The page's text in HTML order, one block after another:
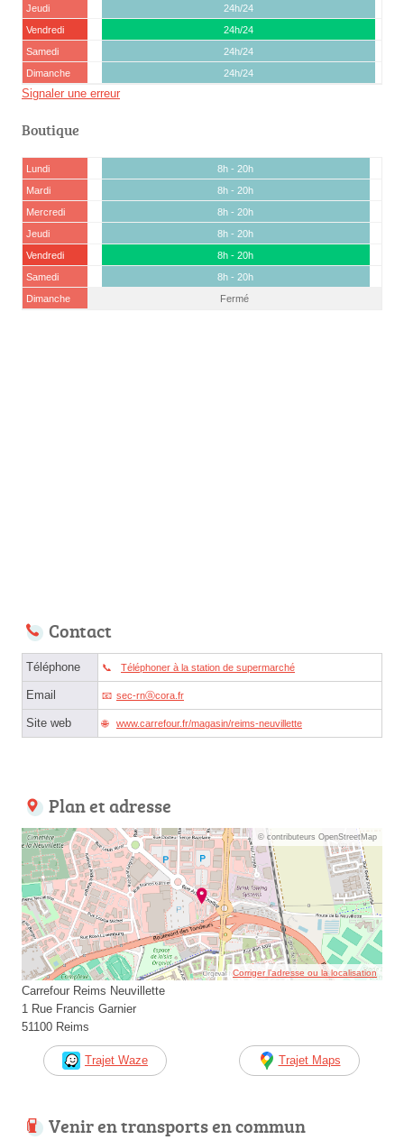
Jeudi
24h/24
Vendredi
24h/24
Samedi
24h/24
Dimanche
24h/24
Signaler une erreur
Boutique
Lundi
8h - 20h
Mardi
8h - 20h
Mercredi
8h - 20h
Jeudi
8h - 20h
Vendredi
8h - 20h
Samedi
8h - 20h
Dimanche
Fermé
Contact
Téléphone Téléphoner à la station de supermarché
Email sec-rnⓐcora.fr
Site web www.carrefour.fr/magasin/reims-neuvillette
Plan et adresse
© contributeurs OpenStreetMap
Corriger l’adresse ou la localisation
Carrefour Reims Neuvillette
1 Rue Francis Garnier
51100 Reims
Trajet Waze Trajet Maps
Venir en transports en commun